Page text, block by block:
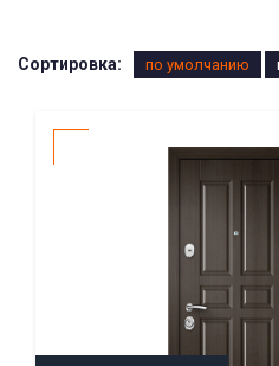
Сортировка: по умолчанию